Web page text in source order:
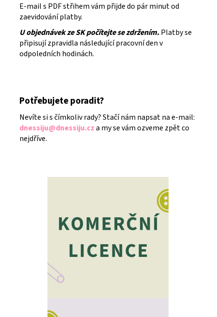
E-mail s PDF střihem vám přijde do pár minut od
zaevidování platby.
U objednávek ze SK počítejte se zdržením.Platby se
připisují zpravidla následující pracovní den v
odpoledních hodinách.
Potřebujete poradit?
Nevíte si s čímkoliv rady? Stačí nám napsat na e-mail:
dnessiju@dnessiju.cza my se vám ozveme zpět co
nejdříve.